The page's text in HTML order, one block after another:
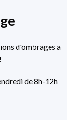
d'ombrages à
de 8h-12h